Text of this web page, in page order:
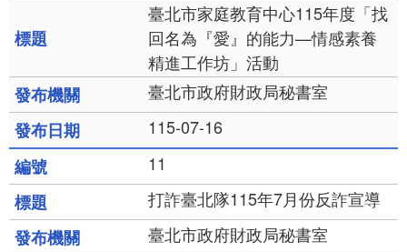
臺北市家庭教育中心115年度「找
回名為『愛』的能力—情感素養
精進工作坊」活動
臺北市政府財政局秘書室
115-07-16
11
打詐臺北隊115年7月份反詐宣導
臺北市政府財政局秘書室